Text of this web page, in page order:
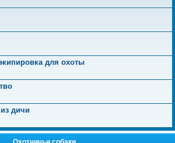
для охоты
дичи